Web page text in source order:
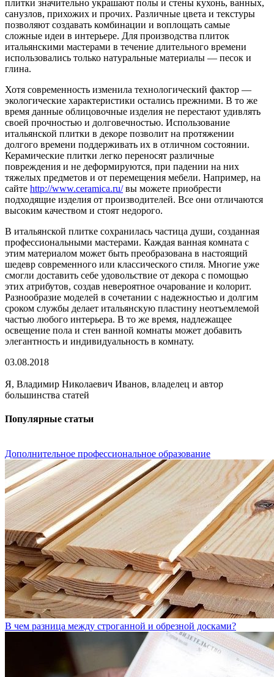
плитки значительно украшают полы и стены кухонь, ванных,
санузлов, прихожих и прочих. Различные цвета и текстуры
позволяют создавать комбинации и воплощать самые
сложные идеи в интерьере. Для производства плиток
итальянскими мастерами в течение длительного времени
использовались только натуральные материалы — песок и
глина.
Хотя современность изменила технологический фактор —
экологические характеристики остались прежними. В то же
время данные облицовочные изделия не перестают удивлять
своей прочностью и долговечностью. Использование
итальянской плитки в декоре позволит на протяжении
долгого времени поддерживать их в отличном состоянии.
Керамические плитки легко переносят различные
повреждения и не деформируются, при падении на них
тяжелых предметов и от перемещения мебели. Например, на
сайте http://www.ceramica.ru/вы можете приобрести
подходящие изделия от производителей. Все они отличаются
высоким качеством и стоят недорого.
В итальянской плитке сохранилась частица души, созданная
профессиональными мастерами. Каждая ванная комната с
этим материалом может быть преобразована в настоящий
шедевр современного или классического стиля. Многие уже
смогли доставить себе удовольствие от декора с помощью
этих атрибутов, создав невероятное очарование и колорит.
Разнообразие моделей в сочетании с надежностью и долгим
сроком службы делает итальянскую пластину неотъемлемой
частью любого интерьера. В то же время, надлежащее
освещение пола и стен ванной комнаты может добавить
элегантность и индивидуальность в комнату.
03.08.2018
Я, Владимир Николаевич Иванов, владелец и автор
большинства статей
Популярные статьи
Дополнительное профессиональное образование
В чем разница между строганной и обрезной досками?